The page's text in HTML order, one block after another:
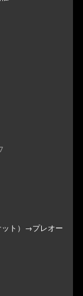
ット）→プレオー